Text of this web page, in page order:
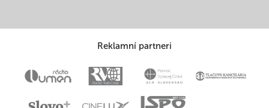
Reklamní partneri